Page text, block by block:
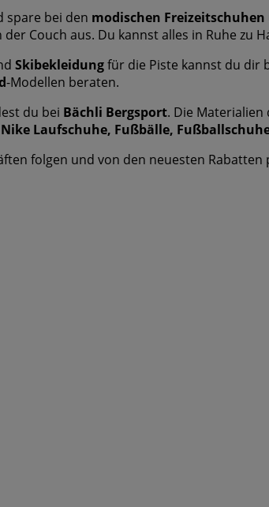
spare bei den modischen Freizeitschuhen
der Couch aus. Du kannst alles in Ruhe zu
Skibekleidungfür die Piste kannst du dir
-Modellen beraten.
du bei Bächli Bergsport. Die Materialien
Nike Laufschuhe, Fußbälle,
folgen und von den neuesten